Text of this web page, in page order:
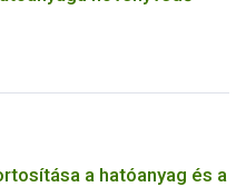
a hatóanyag és a